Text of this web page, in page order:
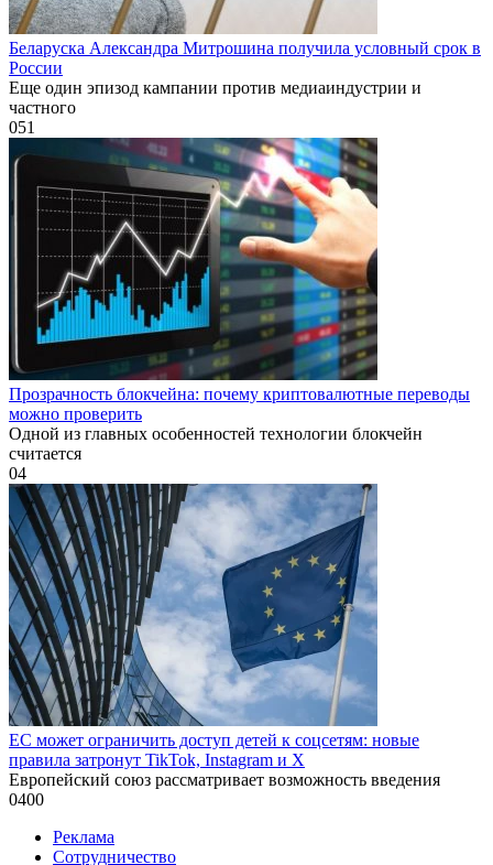
Беларуска Александра Митрошина получила условный срок в
России
Еще один эпизод кампании против медиаиндустрии и
частного
051
Прозрачность блокчейна: почему криптовалютные переводы
можно проверить
Одной из главных особенностей технологии блокчейн
считается
04
ЕС может ограничить доступ детей к соцсетям: новые
правила затронут TikTok, Instagram и X
Европейский союз рассматривает возможность введения
0400
Реклама
Сотрудничество